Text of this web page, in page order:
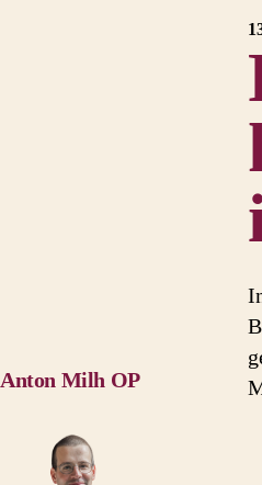
Anton Milh OP